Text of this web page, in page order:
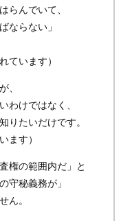
らんでいて、
ならない」
ています）
、
わけではなく、
りたいだけです。
ます）
権の範囲内だ」と
守秘義務が」
ん。